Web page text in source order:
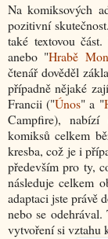
Na komiksových
pozitivní
také textovou
anebo "Hrabě
čtenář dověděl
případně nějaké
Francii ("Únos" a "
Campfire),
komiksů celkem
kresba, což je i
především pro ty,
následuje celkem
adaptaci jste právě
nebo se
vytvoření si vztahu